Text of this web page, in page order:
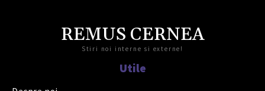
REMUS CERNEA
Stiri noi interne si externe!
Utile